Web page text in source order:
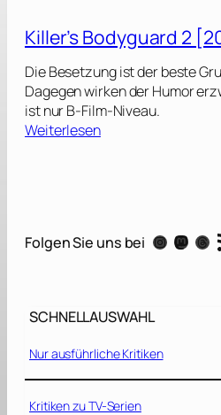
Killer’s Bodyguard 2
Die Besetzung ist der beste
Dagegen wirken der Humor
ist nur B-Film-Niveau.
Weiterlesen:
r
o
y
g
u
Folgen Sie uns bei Instagram Mastodon Threads
SCHNELLAUSWAHL
Nur ausführliche Kritiken
Kritiken zu TV-Serien